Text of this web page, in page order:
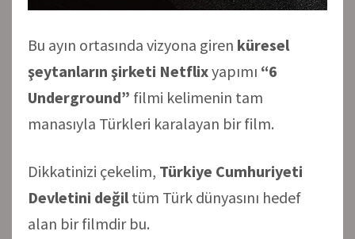
Bu ayın ortasında vizyona giren küresel
şeytanların şirketi Netflixyapımı “6
Underground” filmi kelimenin tam
manasıyla Türkleri karalayan bir film.
Dikkatinizi çekelim, Türkiye Cumhuriyeti
Devletini değiltüm Türk dünyasını hedef
alan bir filmdir bu.